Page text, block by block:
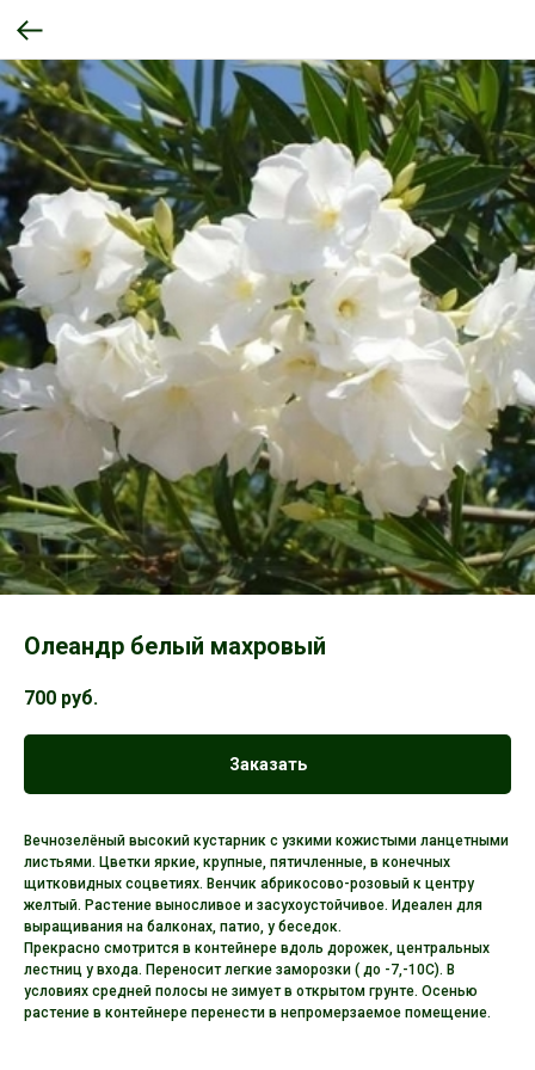
Олеандр белый махровый
700 руб.
Заказать
Вечнозелёный высокий кустарник с узкими кожистыми ланцетными
листьями. Цветки яркие, крупные, пятичленные, в конечных
щитковидных соцветиях. Венчик абрикосово-розовый к центру
желтый. Растение выносливое и засухоустойчивое. Идеален для
выращивания на балконах, патио, у беседок.
Прекрасно смотрится в контейнере вдоль дорожек, центральных
лестниц у входа. Переносит легкие заморозки ( до -7,-10С). В
условиях средней полосы не зимует в открытом грунте. Осенью
растение в контейнере перенести в непромерзаемое помещение.